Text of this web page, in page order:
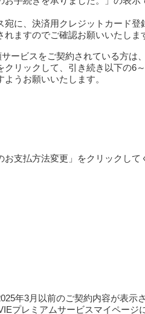
宛に、決済用クレジットカード登
れますのでご確認お願いいたしま
ービスをご契約されている方は
クリックして、引き続き以下の6
うお願いいたします。
お支払方法変更」をクリックして
年3月以前のご契約内容が表示
プレミアムサービスマイページ